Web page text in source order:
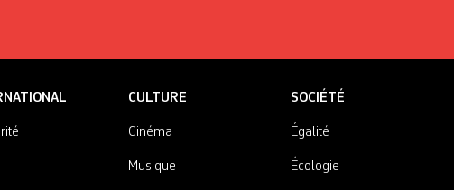
CULTURE
Cinéma
Musique
SOCIÉTÉ
Égalité
Écologie